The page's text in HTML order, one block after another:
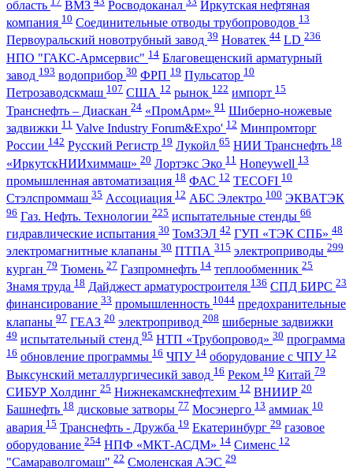
область
ВМЗ Росводоканал
Иркутская нефтяная
компания 10 Соединительные отводы трубопроводов 13
Первоуральский новотрубный завод 39 Новатек 44 LD 236
НПО "ГАКС-Армсервис" 14 Благовещенский арматурный
завод 193 водоприбор 30 ФРП 19 Пульсатор 10
Петрозаводскмаш 107 США 12 рынок 122 импорт 15
Транснефть – Диаскан 24 «ПромАрм» 91 Шиберно-ножевые
задвижки 11 Valve Industry Forum&Expo' 12 Минпромторг
России 142 Русский Регистр 19 Лукойл 65 НИИ Транснефть 18
«ИркутскНИИхиммаш» 20 Лортэкс Эко 11 Honeywell 13
промышленная автоматизация 18 ФАС 12 TECOFI 10
Стэлспроммаш 35 Ассоциация 12 АБС Электро 100 ЭКВАТЭК
96 Газ. Нефть. Технологии 225 испытательные стенды 66
гидравлические испытания 30 ТомЗЭЛ 42 ГУП «ТЭК СПБ» 48
электромагнитные клапаны 30 ПТПА 315 электроприводы 299
курган 79 Тюмень 27 Газпромнефть 14 теплообменник 25
Знамя труда 18 Дайджест арматуростроителя 136 СПД БИРС 23
финансирование 33 промышленность 1044 предохранительные
клапаны 97 ГЕАЗ 20 электропривод 208 шиберные задвижки
49 испытательный стенд 95 НТП «Трубопровод» 30 программа
16 обновление программы 16 ЧПУ 14 оборудование с ЧПУ 12
Выксунский металлургичесикй завод 16 Реком 19 Китай 79
СИБУР Холдинг 25 Нижнекамскнефтехим 12 ВНИИР 20
Башнефть 18 дисковые затворы 77 Мосэнерго 13 аммиак 10
авария 15 Транснефть - Дружба 19 Екатеринбург 29 газовое
оборудование 254 НПФ «МКТ-АСДМ» 14 Сименс 12
"Самараволгомаш" 22 Смоленская АЭС 29